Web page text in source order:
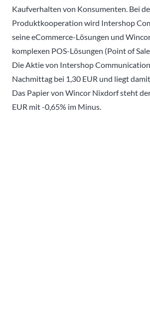
Kaufverhalten von Konsumenten. Bei
Produktkooperation wird Intershop
seine eCommerce-Lösungen und
komplexen POS-Lösungen (Point of
Die Aktie von Intershop
Nachmittag bei 1,30 EUR und liegt
Das Papier von Wincor Nixdorf steht
EUR mit -0,65% im Minus.